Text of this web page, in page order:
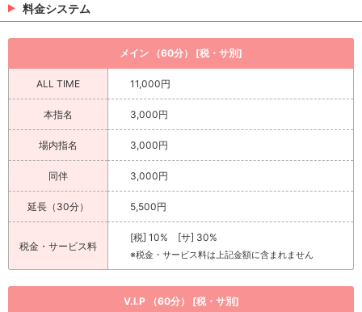
料金システム
メイン （60分） [税・サ別]
ALL TIME 11,000円
本指名 3,000円
場内指名 3,000円
同伴 3,000円
延長（30分） 5,500円
税金・サービス料
[税] 10% [サ] 30%
※税金・サービス料は上記金額に含まれません
V.I.P （60分） [税・サ別]